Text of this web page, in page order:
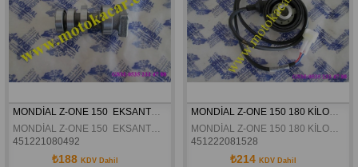
MONDİAL Z-ONE 150  EKSANTRİK MİLİ ORJİNAL
MONDİAL Z-ONE 150  EKSANTRİK MİLİ ORJİNAL
451221080492
₺188 KDV Dahil
MONDİAL Z-ONE 150 180 KİLOMETRE DİŞLİ MEKANIZMASI ORJİNAL
MONDİAL Z-ONE 150 180 KİLOMETRE DİŞLİ MEKANIZMASI ORJİNAL
451222081528
₺214 KDV Dahil